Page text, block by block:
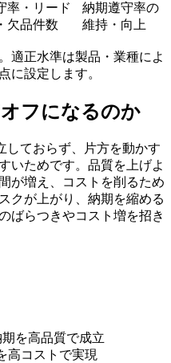
率・リード
欠品件数
納期遵守率の
維持・向上
適正水準は製品・業種によ
に設定します。
フになるのか
しておらず、片方を動かす
いためです。品質を上げよ
が増え、コストを削るため
クが上がり、納期を縮める
ばらつきやコスト増を招き
を高品質で成立
高コストで実現